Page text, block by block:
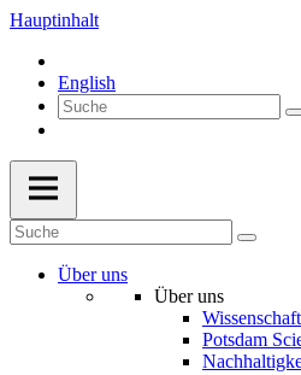
Hauptinhalt
English
Über uns
Über uns
Potsdam